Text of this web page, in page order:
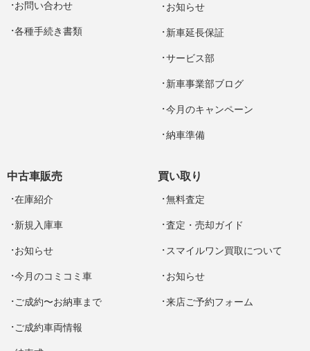
お問い合わせ
各種手続き書類
お知らせ
新車延長保証
サービス部
新車事業部ブログ
今月のキャンペーン
納車準備
中古車販売
在庫紹介
新規入庫車
お知らせ
今月のコミコミ車
ご成約〜お納車まで
ご成約車両情報
買い取り
無料査定
査定・売却ガイド
スマイルワン買取について
お知らせ
来店ご予約フォーム